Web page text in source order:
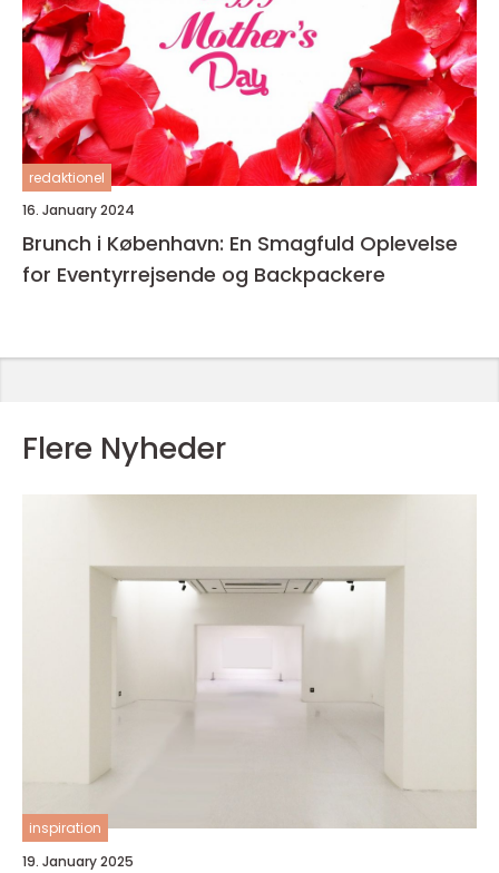
redaktionel
16. January 2024
Brunch i København: En Smagfuld Oplevelse
for Eventyrrejsende og Backpackere
Flere Nyheder
inspiration
19. January 2025